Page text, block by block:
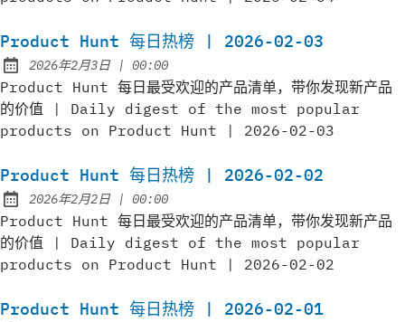
Product Hunt 每日热榜 | 2026-02-03
Published:
2026年2月3日| at
00:00
Product Hunt 每日最受欢迎的产品清单，带你发现新产品
的价值 | Daily digest of the most popular
products on Product Hunt | 2026-02-03
Product Hunt 每日热榜 | 2026-02-02
Published:
2026年2月2日| at
00:00
Product Hunt 每日最受欢迎的产品清单，带你发现新产品
的价值 | Daily digest of the most popular
products on Product Hunt | 2026-02-02
Product Hunt 每日热榜 | 2026-02-01